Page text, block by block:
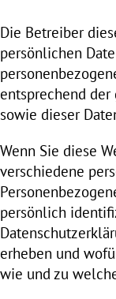
Die Betreiber
persönlichen
entsprechend
sowie dieser
Wenn Sie diese
verschiedene
persönlich
erheben und
wie und zu